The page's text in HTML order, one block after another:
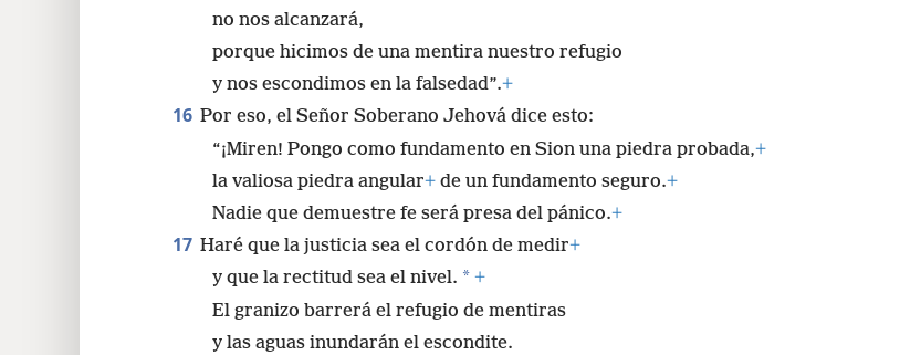
no nos alcanzará,
porque hicimos de una mentira nuestro refugio
y nos escondimos en la falsedad”.+
16 Por eso, el Señor Soberano Jehová dice esto:
“¡Miren! Pongo como fundamento en Sion una piedra probada,+
la valiosa piedra angular+ de un fundamento seguro.+
Nadie que demuestre fe será presa del pánico.+
17 Haré que la justicia sea el cordón de medir+
y que la rectitud sea el nivel. * +
El granizo barrerá el refugio de mentiras
y las aguas inundarán el escondite.